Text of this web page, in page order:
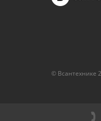
© Всантехнике